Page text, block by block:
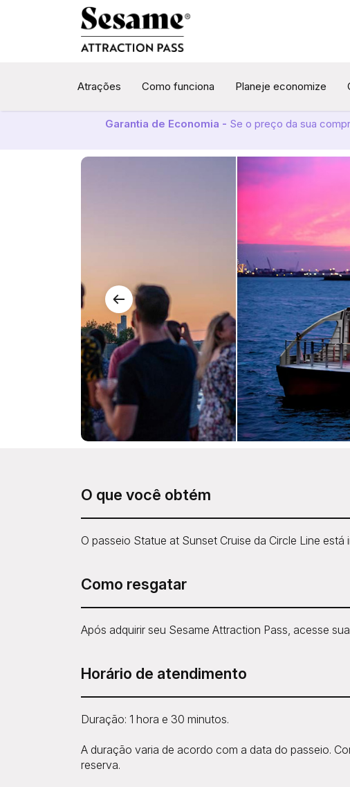
Atrações Como funciona Planeje economize
Garantia de Economia - Se o preço da sua
O que você obtém
O passeio Statue at Sunset Cruise da Circle Line
Como resgatar
Após adquirir seu Sesame Attraction Pass, acesse
Horário de atendimento
Duração: 1 hora e 30 minutos.
A duração varia de acordo com a data do passeio.
reserva.